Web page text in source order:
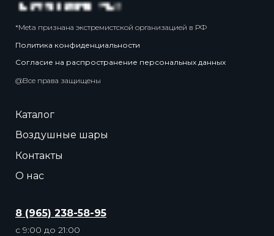
*Meta признана экстремистской организацией в РФ
с 9:00 до 21:00
8 (965) 238-58-95
@Все права защищены
Политика конфиденциальности
Согласие на распространение персональных данных
Каталог
Воздушные шары
Контакты
О нас